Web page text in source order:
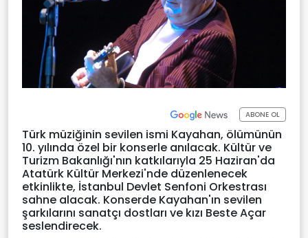
ABONE OL
Türk müziğinin sevilen ismi Kayahan, ölümünün
10. yılında özel bir konserle anılacak. Kültür ve
Turizm Bakanlığı'nın katkılarıyla 25 Haziran'da
Atatürk Kültür Merkezi'nde düzenlenecek
etkinlikte, İstanbul Devlet Senfoni Orkestrası
sahne alacak. Konserde Kayahan'ın sevilen
şarkılarını sanatçı dostları ve kızı Beste Açar
seslendirecek.